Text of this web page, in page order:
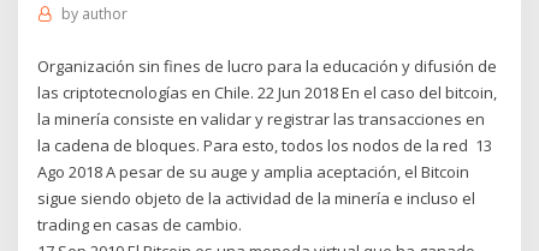
by author
Organización sin fines de lucro para la educación y difusión de
las criptotecnologías en Chile. 22 Jun 2018 En el caso del bitcoin,
la minería consiste en validar y registrar las transacciones en
la cadena de bloques. Para esto, todos los nodos de la red 13
Ago 2018 A pesar de su auge y amplia aceptación, el Bitcoin
sigue siendo objeto de la actividad de la minería e incluso el
trading en casas de cambio.